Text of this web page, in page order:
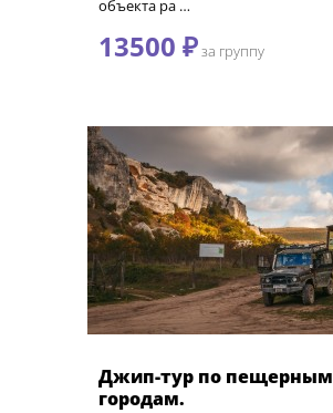
объекта ра …
13500 ₽за группу
Джип-тур по пещерным
городам.